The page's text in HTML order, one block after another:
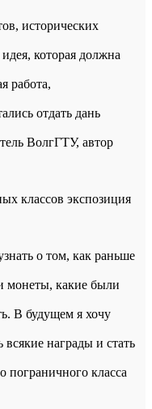
исторических
которая должна
работа,
отдать дань
ВолгГТУ, автор
классов экспозиция
о том, как раньше
монеты, какие были
В будущем я хочу
награды и стать
пограничного класса